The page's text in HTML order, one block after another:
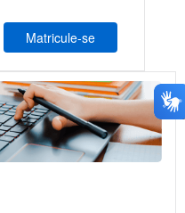
Matricule-se